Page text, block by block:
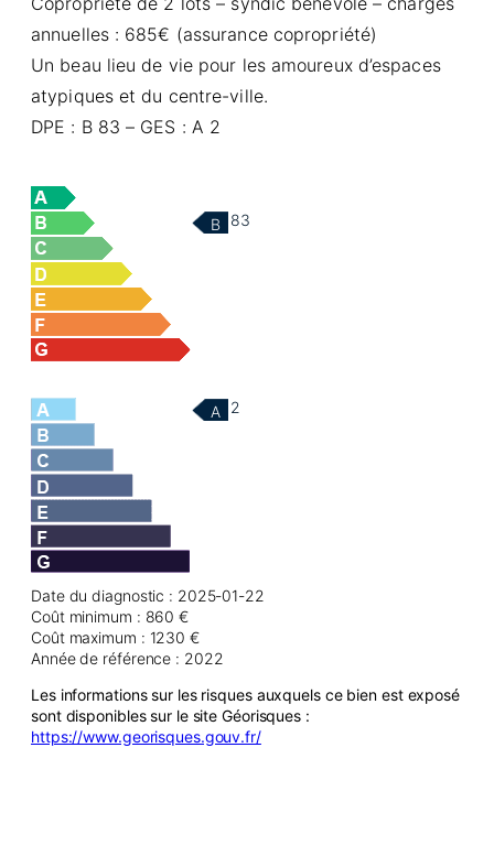
annuelles : 685€ (assurance copropriété)
Un beau lieu de vie pour les amoureux d’espaces
atypiques et du centre-ville.
DPE : B 83 – GES : A 2
B 83
A 2
Date du diagnostic : 2025-01-22
Coût minimum : 860 €
Coût maximum : 1230 €
Année de référence : 2022
Les informations sur les risques auxquels ce bien est exposé
sont disponibles sur le site Géorisques :
https://www.georisques.gouv.fr/